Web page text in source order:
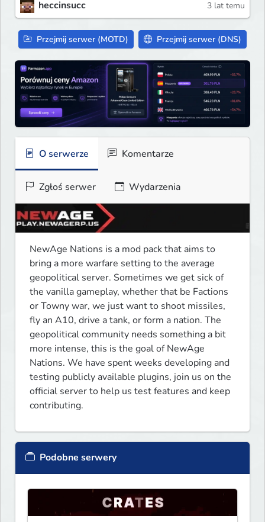
heccinsucc 3 lat temu
Przejmij serwer (MOTD) Przejmij serwer (DNS)
O serwerze Komentarze
Zgłoś serwer Wydarzenia
NewAge Nations is a mod pack that aims to
bring a more warfare setting to the average
geopolitical server. Sometimes we get sick of
the vanilla gameplay, whether that be Factions
or Towny war, we just want to shoot missiles,
fly an A10, drive a tank, or form a nation. The
geopolitical community needs something a bit
more intense, this is the goal of NewAge
Nations. We have spent weeks developing and
testing publicly available plugins, join us on the
official server to help us test features and keep
contributing.
Podobne serwery